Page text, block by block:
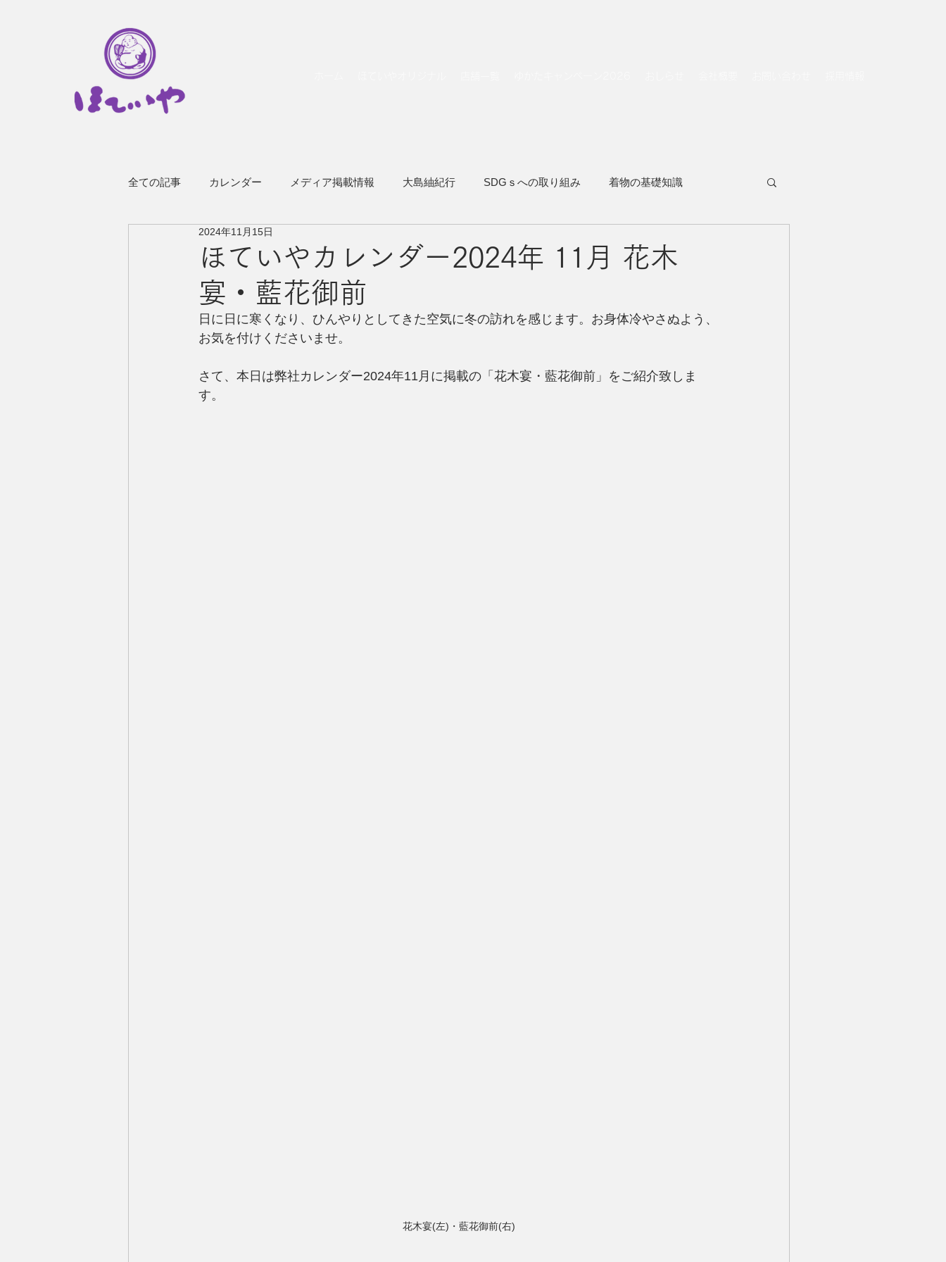
全ての記事 カレンダー メディア掲載情報 大島紬紀行 SDGｓへの取り組み 着物の基礎知識
その他のお知らせ 企業情報
ほていやカレンダー2024年 11月 花木
宴・藍花御前
2024年11月15日
日に日に寒くなり、ひんやりとしてきた空気に冬の訪れを感じます。お身体冷やさぬよう、
お気を付けくださいませ。
さて、本日は弊社カレンダー2024年11月に掲載の「花木宴・藍花御前」をご紹介致しま
す。
花木宴(左)・藍花御前(右)